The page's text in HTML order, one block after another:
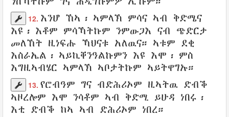
12. እንሆ ኸኣ ፡ ኣምላኽ ምሳና ኣብ ቅድሜና
እዩ፡ እቶም ምሳኻትኩም ንምውጋእ ናብ ጭድርታ
መለኸት ዚነፍሑ ኻህናቱ አለዉና። ኣቱም ደቂ
እስራኤል ፡ ኣይኪቐንዓልኩምን እዩ እሞ፡ ምስ
እግዚኣብሄር ኣምላኽ ኣቦታትኩም ኣይትዋግኡ።
13. የሮብዓም ግና ብድሕሪኦም ዚኣትዉ ድብቕ
ኣዞረሎም እሞ ንሳቶም ኣብ ቅድሚ ይሁዳ ነበሩ፡
እቲ ድብቕ ከኣ ኣብ ድሕሪኦም ነበረ።